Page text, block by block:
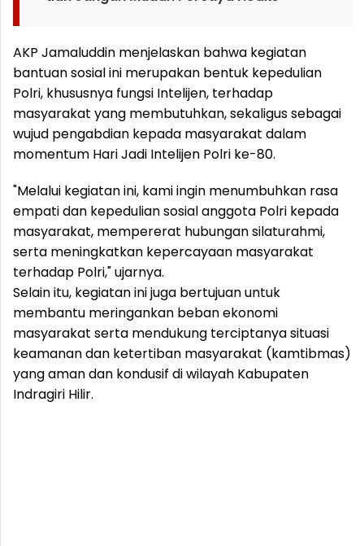
AKP Jamaluddin menjelaskan bahwa kegiatan
bantuan sosial ini merupakan bentuk kepedulian
Polri, khususnya fungsi Intelijen, terhadap
masyarakat yang membutuhkan, sekaligus sebagai
wujud pengabdian kepada masyarakat dalam
momentum Hari Jadi Intelijen Polri ke-80.
"Melalui kegiatan ini, kami ingin menumbuhkan rasa
empati dan kepedulian sosial anggota Polri kepada
masyarakat, mempererat hubungan silaturahmi,
serta meningkatkan kepercayaan masyarakat
terhadap Polri," ujarnya.
Selain itu, kegiatan ini juga bertujuan untuk
membantu meringankan beban ekonomi
masyarakat serta mendukung terciptanya situasi
keamanan dan ketertiban masyarakat (kamtibmas)
yang aman dan kondusif di wilayah Kabupaten
Indragiri Hilir.